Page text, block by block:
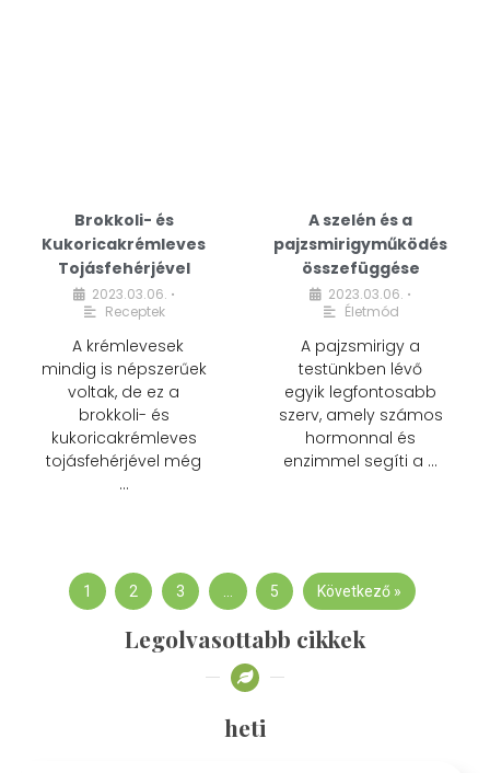
Brokkoli- és
Kukoricakrémleves
Tojásfehérjével
2023.03.06. •
Receptek
A krémlevesek
mindig is népszerűek
voltak, de ez a
brokkoli- és
kukoricakrémleves
tojásfehérjével még
…
A szelén és a
pajzsmirigyműködés
összefüggése
2023.03.06. •
Életmód
A pajzsmirigy a
testünkben lévő
egyik legfontosabb
szerv, amely számos
hormonnal és
enzimmel segíti a …
1 2 3 … 5 Következő »
Legolvasottabb cikkek
heti